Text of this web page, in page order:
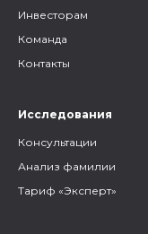
Инвесторам
Команда
Контакты
Исследования
Консультации
Анализ фамилии
Тариф «Эксперт»